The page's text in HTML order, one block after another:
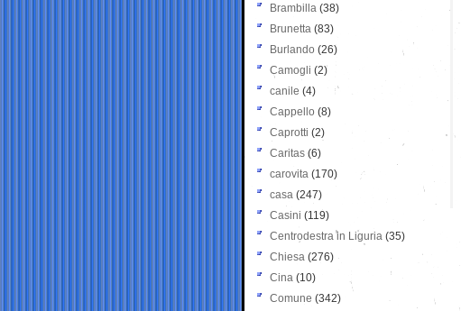
Brambilla (38)
Brunetta (83)
Burlando (26)
Camogli (2)
canile (4)
Cappello (8)
Caprotti (2)
Caritas (6)
carovita (170)
casa (247)
Casini (119)
Centrodestra in Liguria (35)
Chiesa (276)
Cina (10)
Comune (342)